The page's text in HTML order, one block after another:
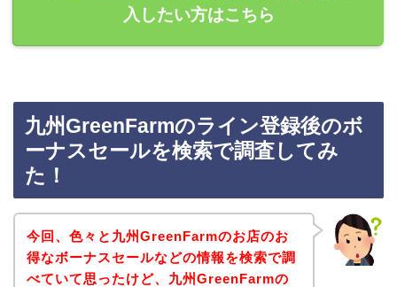
入したい方はこちら
九州GreenFarmのライン登録後のボ
ーナスセールを検索で調査してみ
た！
今回、色々と九州GreenFarmのお店のお
得なボーナスセールなどの情報を検索で調
べていて思ったけど、九州GreenFarmの